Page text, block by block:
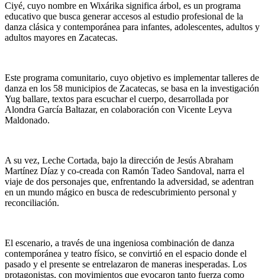
Ciyé, cuyo nombre en Wixárika significa árbol, es un programa
educativo que busca generar accesos al estudio profesional de la
danza clásica y contemporánea para infantes, adolescentes, adultos y
adultos mayores en Zacatecas.
Este programa comunitario, cuyo objetivo es implementar talleres de
danza en los 58 municipios de Zacatecas, se basa en la investigación
Yug ballare, textos para escuchar el cuerpo, desarrollada por
Alondra García Baltazar, en colaboración con Vicente Leyva
Maldonado.
A su vez, Leche Cortada, bajo la dirección de Jesús Abraham
Martínez Díaz y co-creada con Ramón Tadeo Sandoval, narra el
viaje de dos personajes que, enfrentando la adversidad, se adentran
en un mundo mágico en busca de redescubrimiento personal y
reconciliación.
El escenario, a través de una ingeniosa combinación de danza
contemporánea y teatro físico, se convirtió en el espacio donde el
pasado y el presente se entrelazaron de maneras inesperadas. Los
protagonistas, con movimientos que evocaron tanto fuerza como